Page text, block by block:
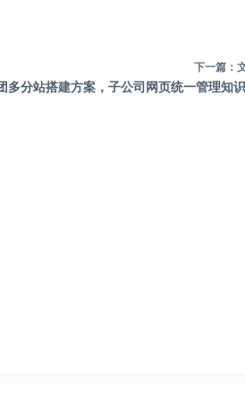
下一篇：
多分站搭建方案，子公司网页统一管理知